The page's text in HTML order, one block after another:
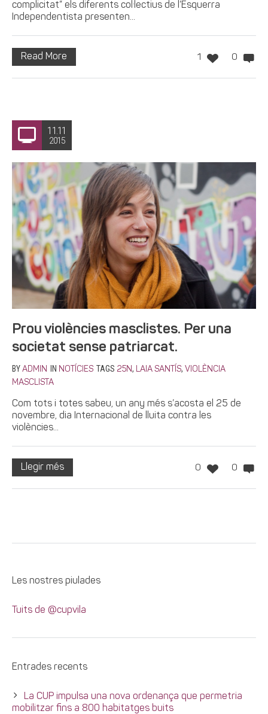
complicitat” els diferents col·lectius de l’Esquerra
Independentista presenten...
1 0
Read More
11.11
2015
Prou violències masclistes. Per una
societat sense patriarcat.
BY ADMIN IN NOTÍCIES TAGS 25N, LAIA SANTÍS, VIOLÈNCIA
MASCLISTA
Com tots i totes sabeu, un any més s’acosta el 25 de
novembre, dia Internacional de lluita contra les
violències...
0 0
Llegir més
Les nostres piulades
Tuits de @cupvila
Entrades recents
La CUP impulsa una nova ordenança que permetria
mobilitzar fins a 800 habitatges buits